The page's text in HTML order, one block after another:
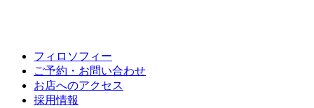
フィロソフィー
ご予約・お問い合わせ
お店へのアクセス
採用情報